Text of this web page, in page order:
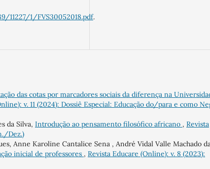
11227/1/FVS30052018.pdf.
das cotas por marcadores sociais da diferença na
v. 11 (2024): Dossiê Especial: Educação do/para e como
da Silva, Introdução ao pensamento filosófico africano , Revista
Dez.)
Anne Karoline Cantalice Sena , André Vidal Valle Machado
inicial de professores , Revista Educare (Online): v. 8 (2023):